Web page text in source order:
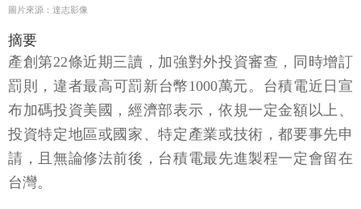
圖片來源：達志影像
摘要
產創第22條近期三讀，加強對外投資審查，同時增訂
罰則，違者最高可罰新台幣1000萬元。台積電近日宣
布加碼投資美國，經濟部表示，依規一定金額以上、
投資特定地區或國家、特定產業或技術，都要事先申
請，且無論修法前後，台積電最先進製程一定會留在
台灣。